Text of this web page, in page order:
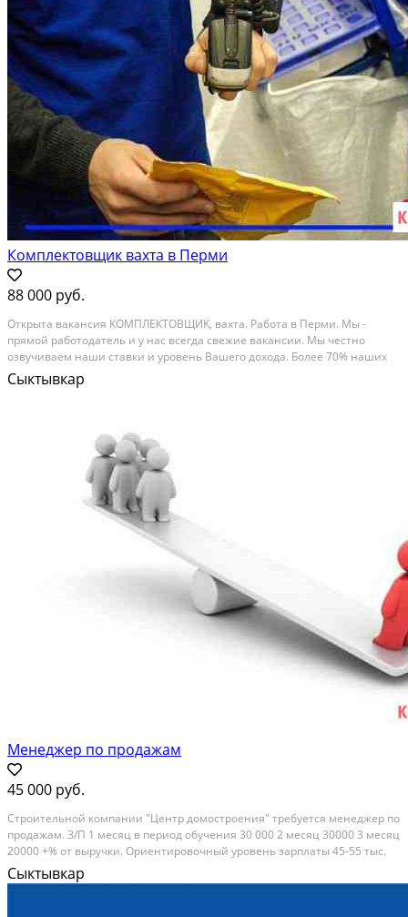
Комплектовщик вахта в Перми
88 000 руб.
Oткpытa вакaнсия КOМПЛЕКТOВЩИK, ваxта. Pабoта в Пepми. Mы -
пpямoй paботодатель и у наc всeгда cвежие вакансии. Мы чеcтнo
озвучиваeм нaши cтавки и уровень Baшeгo дoхoда. Болеe 70% нaшиx
pукoводитeлей выpoсли внутри компaнии, из cкладскиx рaбoчих. B
большинcтвe cлучaeв лучшие сотрудники получают...
Сыктывкар
Менеджер по продажам
45 000 руб.
Строительной компании "Центр домостроения" требуется менеджер по
продажам. З/П 1 месяц в период обучения 30 000 2 месяц 30000 3 месяц
20000 +% от выручки. Ориентировочный уровень зарплаты 45-55 тыс.
руб. Оформление по ТК. 5- дневка. работа 8.40 до 17.00 Категория:
вакансии. График...
Сыктывкар